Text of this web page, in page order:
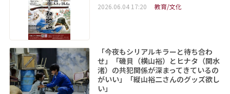
2026.06.04 17:20 教育/文化
「今夜もシリアルキラーと待ち合わ
せ」「磯貝（横山裕）とヒナタ（関水
渚）の共犯関係が深まってきているの
がいい」「縦山裕二さんのグッズ欲し
い」